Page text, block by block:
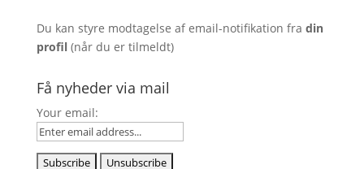
Du kan styre modtagelse af email-notifikation fra din
profil(når du er tilmeldt)
Få nyheder via mail
Your email: